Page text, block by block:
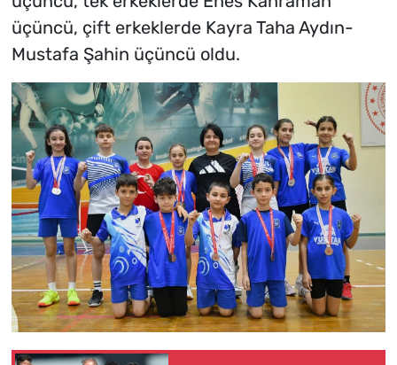
üçüncü, çift erkeklerde Kayra Taha Aydın-
Mustafa Şahin üçüncü oldu.